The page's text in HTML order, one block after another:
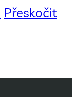
Přeskočit